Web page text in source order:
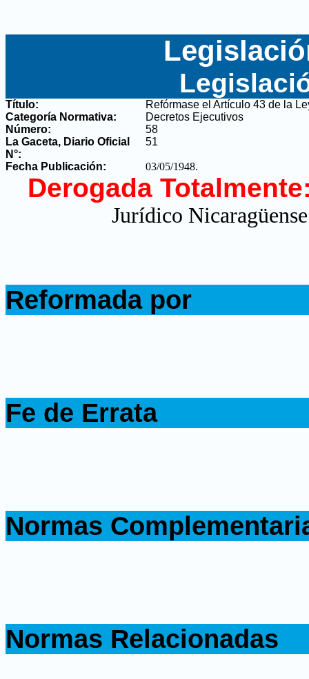
Título:
Refórmase el Artículo 43 de la
Categoría Normativa:
Decretos Ejecutivos
Número:
58
La Gaceta, Diario Oficial
N°:
51
Fecha Publicación: 03/05/1948.
Derogada
Jurídico
Reformada por
Fe de Errata
Normas
Normas Relacionadas